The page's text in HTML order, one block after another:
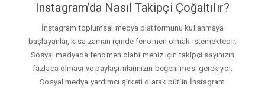
Instagram’da Nasıl Takipçi Çoğaltılır?
İnstagram toplumsal medya platformunu kullanmaya
başlayanlar, kısa zaman içinde fenomen olmak istemektedir.
Sosyal medyada fenomen olabilmeniz için takipçi sayınızın
fazlaca olması ve paylaşımlarınızın beğenilmesi gerekiyor.
Sosyal medya yardımcı şirketi olarak bütün İnstagram